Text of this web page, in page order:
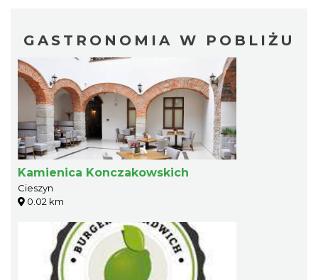
GASTRONOMIA W POBLIŻU
Kamienica Konczakowskich
Cieszyn
0.02 km